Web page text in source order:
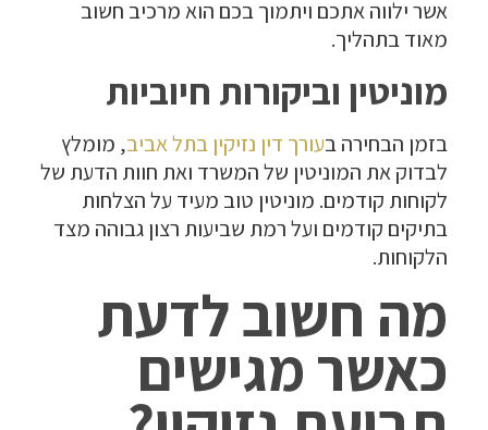
אשר ילווה אתכם ויתמוך בכם הוא מרכיב חשוב
מאוד בתהליך.
מוניטין וביקורות חיוביות
בזמן הבחירה בעורך דין נזיקין בתל אביב, מומלץ
לבדוק את המוניטין של המשרד ואת חוות הדעת של
לקוחות קודמים. מוניטין טוב מעיד על הצלחות
בתיקים קודמים ועל רמת שביעות רצון גבוהה מצד
הלקוחות.
מה חשוב לדעת
כאשר מגישים